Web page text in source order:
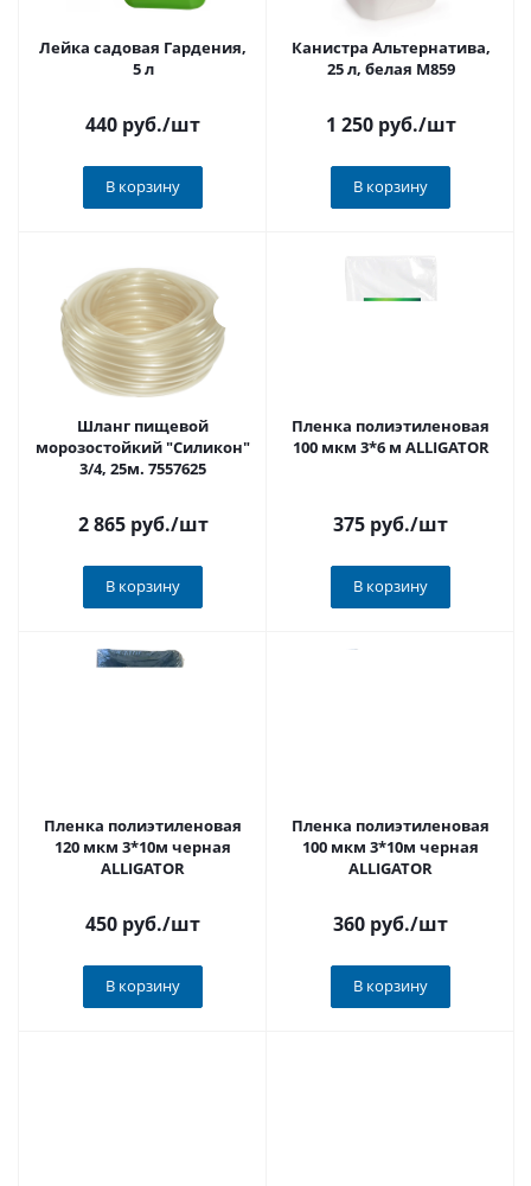
Лейка садовая Гардения,
5 л
440 руб./шт
В корзину
Канистра Альтернатива,
25 л, белая М859
1 250 руб./шт
В корзину
Шланг пищевой
морозостойкий "Силикон"
3/4, 25м. 7557625
2 865 руб./шт
В корзину
Пленка полиэтиленовая
100 мкм 3*6 м ALLIGATOR
375 руб./шт
В корзину
Пленка полиэтиленовая
120 мкм 3*10м черная
ALLIGATOR
450 руб./шт
В корзину
Пленка полиэтиленовая
100 мкм 3*10м черная
ALLIGATOR
360 руб./шт
В корзину